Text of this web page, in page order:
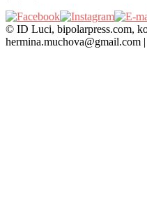
© ID Luci, bipolarpress.com,
hermina.muchova@gmail.com |